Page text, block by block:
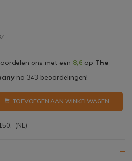
ons met een 8,6op The
na 343 beoordelingen!
TOEVOEGEN AAN WINKELWAGEN
(NL)